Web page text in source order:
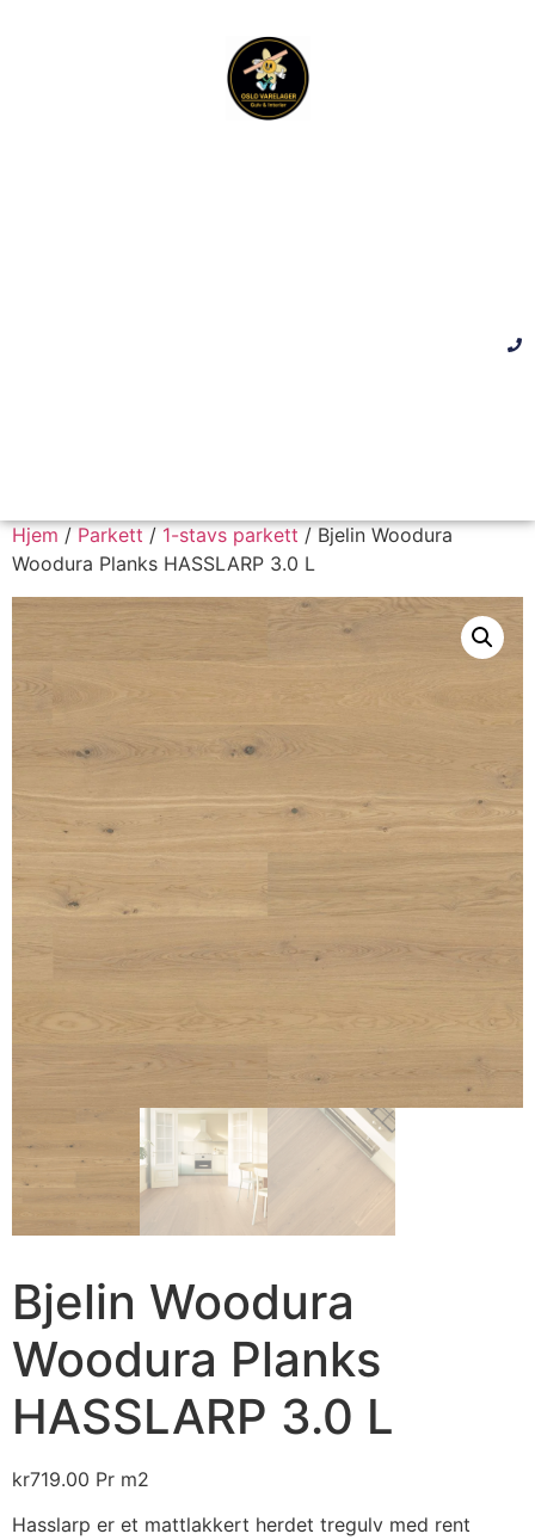
Hjem/Parkett/1-stavs parkett/ Bjelin Woodura
Woodura Planks HASSLARP 3.0 L
Bjelin Woodura
Woodura Planks
HASSLARP 3.0 L
kr719.00 Pr m2
Hasslarp er et mattlakkert herdet tregulv med rent